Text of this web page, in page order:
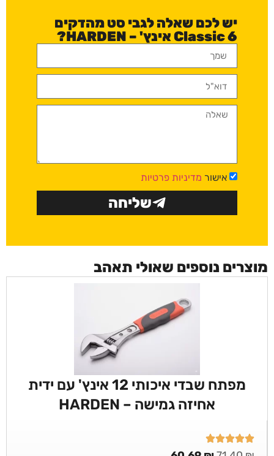
יש לכם שאלה לגבי סט מהדקים
Classic 6 אינץ' – HARDEN?
אישור מדיניות פרטיות
שליחה
מוצרים נוספים שאולי תאהב
מפתח שבדי איכותי 12 אינץ' עם ידית
אחיזה גמישה – HARDEN